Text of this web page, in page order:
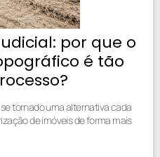
por que o
é tão
tornado uma alternativa cada
de imóveis de forma mais